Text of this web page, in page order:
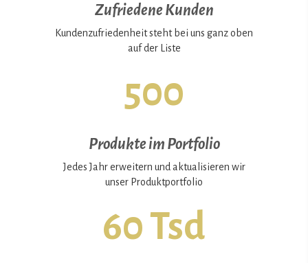
Zufriedene Kunden
Kundenzufriedenheit steht bei uns ganz oben
auf der Liste
500
Produkte im Portfolio
Jedes Jahr erweitern und aktualisieren wir
unser Produktportfolio
60 Tsd